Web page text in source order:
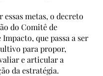
essas metas, o decreto
do Comitê de
que passa a ser
para propor,
e articular a
da estratégia.